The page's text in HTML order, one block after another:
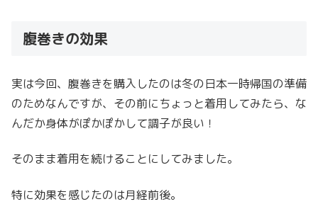
腹巻きの効果
実は今回、腹巻きを購入したのは冬の日本一時帰国の準備
のためなんですが、その前にちょっと着用してみたら、な
んだか身体がぽかぽかして調子が良い！
そのまま着用を続けることにしてみました。
特に効果を感じたのは月経前後。